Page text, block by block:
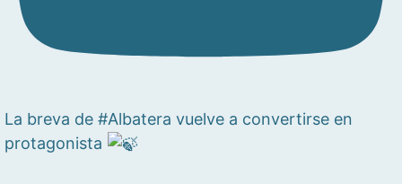
La breva de #Albatera vuelve a convertirse en
protagonista